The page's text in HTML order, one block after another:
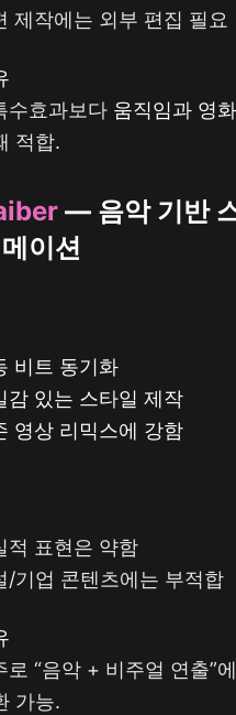
제작에는 외부 편집 필요
수효과보다 움직임과 영
적합.
— 음악 기반
이션
비트 동기화
감 있는 스타일 제작
영상 리믹스에 강함
적 표현은 약함
/기업 콘텐츠에는 부적합
로 “음악 + 비주얼 연출”
가능.